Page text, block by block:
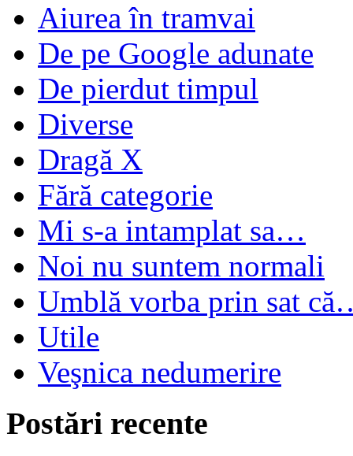
Aiurea în tramvai
De pe Google adunate
De pierdut timpul
Diverse
Dragă X
Fără categorie
Mi s-a intamplat sa…
Noi nu suntem normali
Umblă vorba prin sat
Utile
Veşnica nedumerire
Postări recente